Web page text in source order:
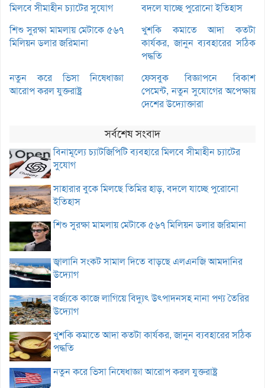
মিলবে সীমাহীন চ্যাটের সুযোগ
বদলে যাচ্ছে পুরোনো ইতিহাস
শিশু সুরক্ষা মামলায় মেটাকে ৫৬৭
মিলিয়ন ডলার জরিমানা
খুশকি কমাতে আদা কতটা
কার্যকর, জানুন ব্যবহারের সঠিক
পদ্ধতি
নতুন করে ভিসা নিষেধাজ্ঞা
আরোপ করল যুক্তরাষ্ট্র
ফেসবুক বিজ্ঞাপনে বিকাশ
পেমেন্ট, নতুন সুযোগের অপেক্ষায়
দেশের উদ্যোক্তারা
সর্বশেষ সংবাদ
বিনামূল্যে চ্যাটজিপিটি ব্যবহারে মিলবে সীমাহীন চ্যাটের
সুযোগ
সাহারার বুকে মিলছে তিমির হাড়, বদলে যাচ্ছে পুরোনো
ইতিহাস
শিশু সুরক্ষা মামলায় মেটাকে ৫৬৭ মিলিয়ন ডলার জরিমানা
জ্বালানি সংকট সামাল দিতে বাড়ছে এলএনজি আমদানির
উদ্যোগ
বর্জ্যকে কাজে লাগিয়ে বিদ্যুৎ উৎপাদনসহ নানা পণ্য তৈরির
উদ্যোগ
খুশকি কমাতে আদা কতটা কার্যকর, জানুন ব্যবহারের সঠিক
পদ্ধতি
নতুন করে ভিসা নিষেধাজ্ঞা আরোপ করল যুক্তরাষ্ট্র